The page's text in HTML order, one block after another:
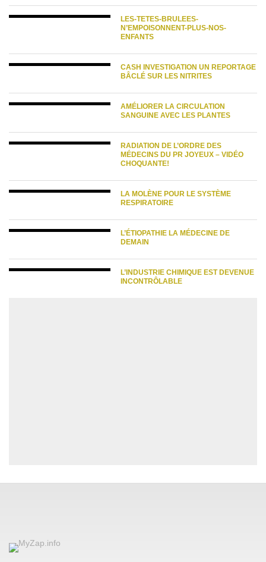
LES-TETES-BRULEES-
N’EMPOISONNENT-PLUS-NOS-
ENFANTS
CASH INVESTIGATION UN REPORTAGE
BÂCLÉ SUR LES NITRITES
AMÉLIORER LA CIRCULATION
SANGUINE AVEC LES PLANTES
RADIATION DE L’ORDRE DES
MÉDECINS DU PR JOYEUX – VIDÉO
CHOQUANTE!
LA MOLÈNE POUR LE SYSTÈME
RESPIRATOIRE
L’ÉTIOPATHIE LA MÉDECINE DE
DEMAIN
L’INDUSTRIE CHIMIQUE EST DEVENUE
INCONTRÔLABLE